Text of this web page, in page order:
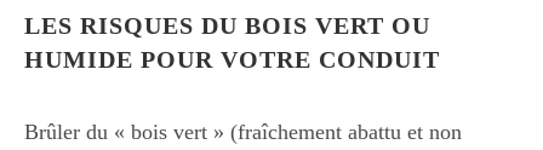
LES RISQUES DU BOIS VERT OU
HUMIDE POUR VOTRE CONDUIT
Brûler du « bois vert » (fraîchement abattu et non